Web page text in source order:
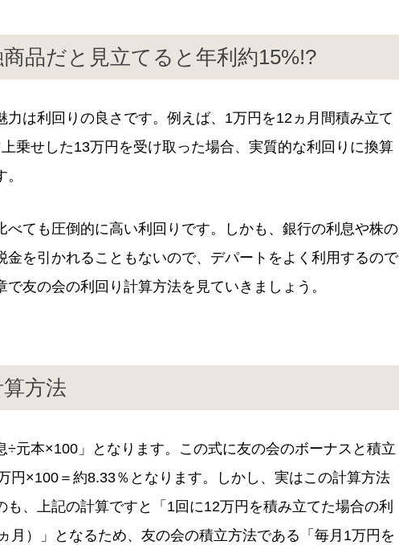
品だと見立てると年利約15%!?
力は利回りの良さです。例えば、1万円を12ヵ月間積み立て
乗せした13万円を受け取った場合、実質的な利回りに換算
べても圧倒的に高い利回りです。しかも、銀行の利息や株の
金を引かれることもないので、デパートをよく利用するので
友の会の利回り計算方法を見ていきましょう。
算方法
÷元本×100」となります。この式に友の会のボーナスと積立
円×100＝約8.33％となります。しかし、実はこの計算方法
、上記の計算ですと「1回に12万円を積み立てた場合の利
月）」となるため、友の会の積立方法である「毎月1万円を